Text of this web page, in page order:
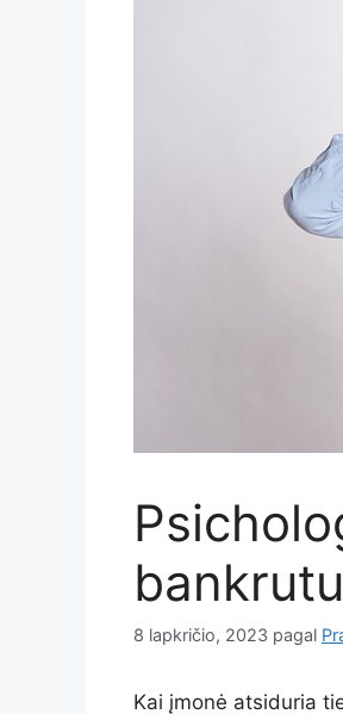
8 lapkričio, 2023 pagal
Kai įmonė atsiduria